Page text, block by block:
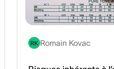
RK Romain Kovac